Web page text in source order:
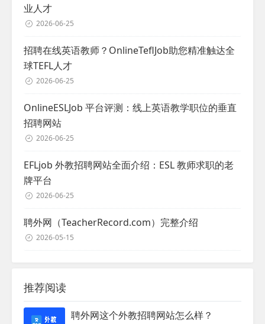
业人才
2026-06-25
招聘在线英语教师？OnlineTeflJob助您精准触达全
球TEFL人才
2026-06-25
OnlineESLJob 平台评测：线上英语教学职位的垂直
招聘网站
2026-06-25
EFLjob 外教招聘网站全面介绍：ESL 教师求职的老
牌平台
2026-06-25
聘外网（TeacherRecord.com）完整介绍
2026-05-15
推荐阅读
聘外网这个外教招聘网站怎么样？